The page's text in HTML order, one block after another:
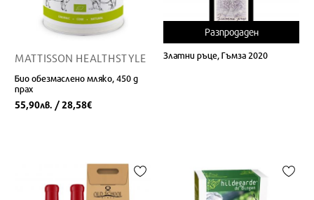
MATTISSON HEALTHSTYLE
Био обезмаслено мляко, 450 g
прах
55,90лв. / 28,58€
Разпродаден
Златни ръце, Гъмза 2020